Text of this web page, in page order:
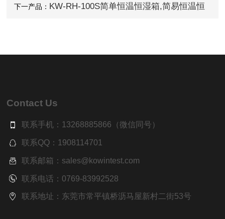
下一产品： KW-RH-100S简单恒温恒湿箱,简易恒温恒
Contact Us
联系手机：13268885866（微信同号）
联系QQ：1908114701
联系邮箱：sales@kowintest.com
联系电话：0769-83992528
联系地址：东莞市常平镇桥沥马屋新村二街53号